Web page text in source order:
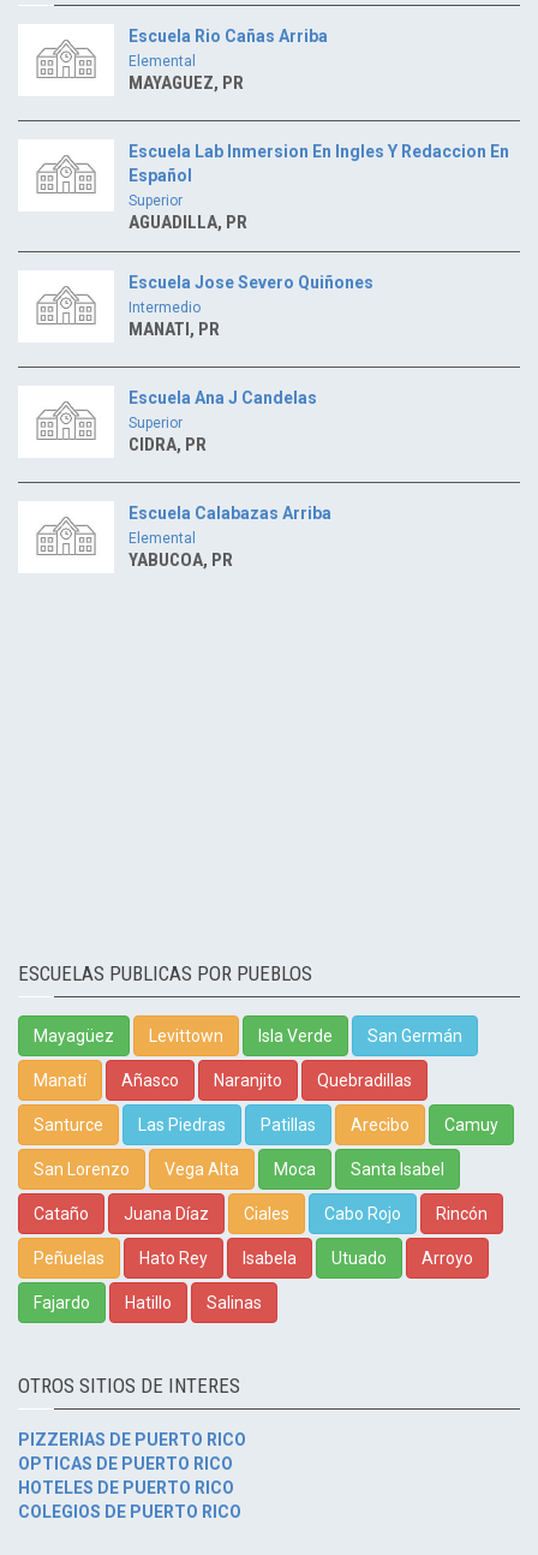
Escuela Rio Cañas Arriba
Elemental
MAYAGUEZ, PR
Escuela Lab Inmersion En Ingles Y Redaccion En
Español
Superior
AGUADILLA, PR
Escuela Jose Severo Quiñones
Intermedio
MANATI, PR
Escuela Ana J Candelas
Superior
CIDRA, PR
Escuela Calabazas Arriba
Elemental
YABUCOA, PR
ESCUELAS PUBLICAS POR PUEBLOS
Mayagüez Levittown Isla Verde San Germán
Manatí Añasco Naranjito Quebradillas
Santurce Las Piedras Patillas Arecibo Camuy
San Lorenzo Vega Alta Moca Santa Isabel
Cataño Juana Díaz Ciales Cabo Rojo Rincón
Peñuelas Hato Rey Isabela Utuado Arroyo
Fajardo Hatillo Salinas
OTROS SITIOS DE INTERES
PIZZERIAS DE PUERTO RICO
OPTICAS DE PUERTO RICO
HOTELES DE PUERTO RICO
COLEGIOS DE PUERTO RICO